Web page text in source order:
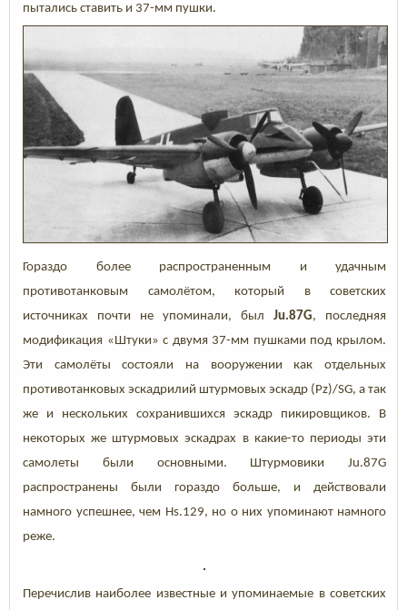
пытались ставить и 37-мм пушки.
Гораздо более распространенным и удачным
противотанковым самолётом, который в советских
источниках почти не упоминали, был Ju.87G, последняя
модификация «Штуки» с двумя 37-мм пушками под крылом.
Эти самолёты состояли на вооружении как отдельных
противотанковых эскадрилий штурмовых эскадр (Pz)/SG, а так
же и нескольких сохранившихся эскадр пикировщиков. В
некоторых же штурмовых эскадрах в какие-то периоды эти
самолеты были основными. Штурмовики Ju.87G
распространены были гораздо больше, и действовали
намного успешнее, чем Hs.129, но о них упоминают намного
реже.
Перечислив наиболее известные и упоминаемые в советских